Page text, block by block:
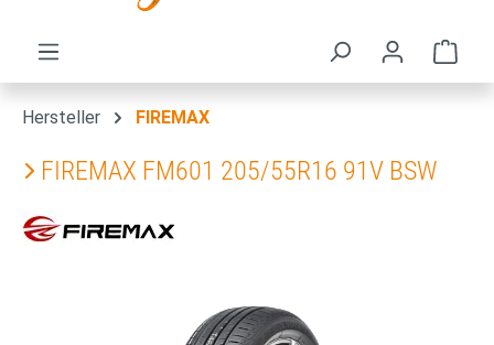
Hersteller FIREMAX
FIREMAX FM601 205/55R16 91V BSW